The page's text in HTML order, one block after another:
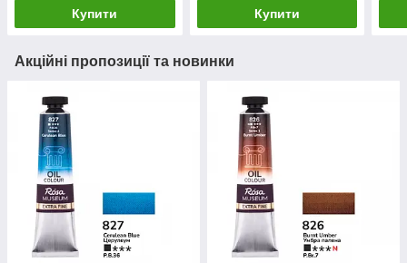
Купити Купити
Акційні пропозиції та новинки